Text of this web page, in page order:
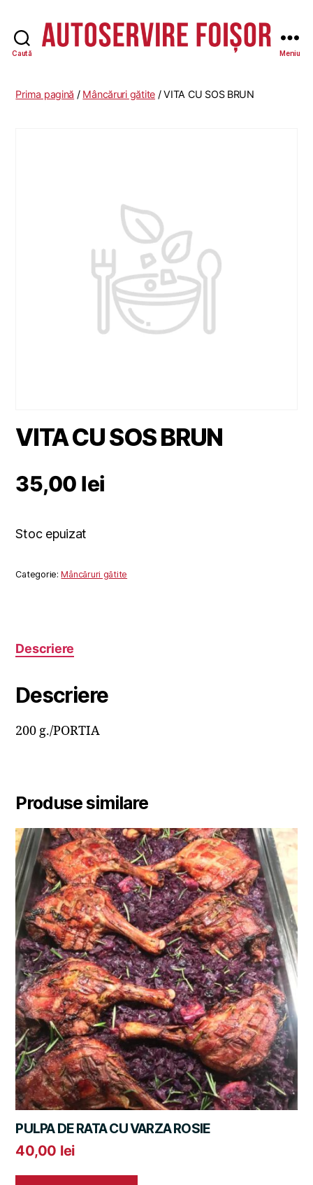
Caută
-
Meniu
Prima pagină / Mâncăruri gătite / VITA CU SOS BRUN
VITA CU SOS BRUN
35,00 lei
Stoc epuizat
Categorie:Mâncăruri gătite
Descriere
Descriere
200 g./PORTIA
Produse similare
PULPA DE RATA CU VARZA ROSIE
40,00 lei